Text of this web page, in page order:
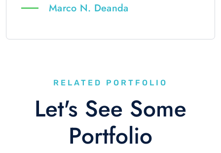
Marco N. Deanda
RELATED PORTFOLIO
Let's See Some
Portfolio